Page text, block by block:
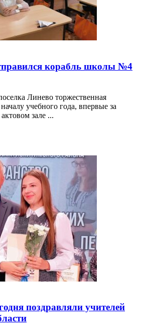
корабль школы №4
Линево торжественная
учебного года, впервые за
зале ...
поздравляли учителей